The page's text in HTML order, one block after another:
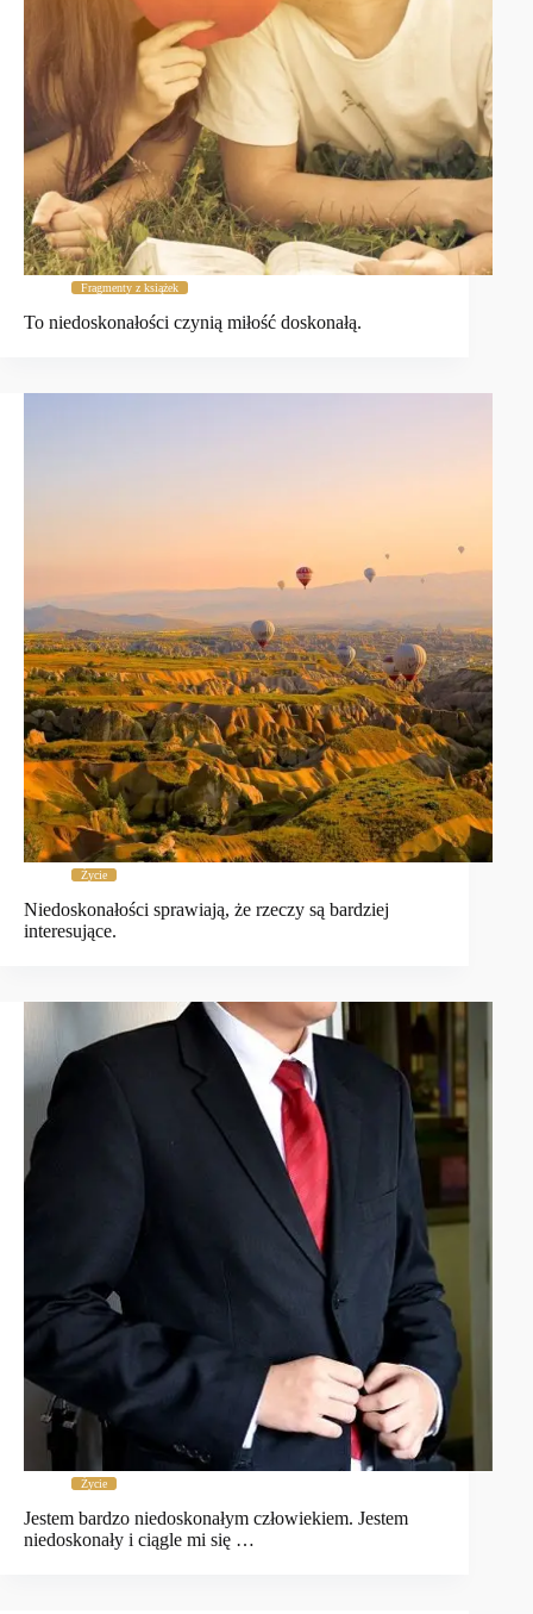
Fragmenty z książek
To niedoskonałości czynią miłość doskonałą.
Życie
Niedoskonałości sprawiają, że rzeczy są bardziej
interesujące.
Życie
Jestem bardzo niedoskonałym człowiekiem. Jestem
niedoskonały i ciągle mi się …